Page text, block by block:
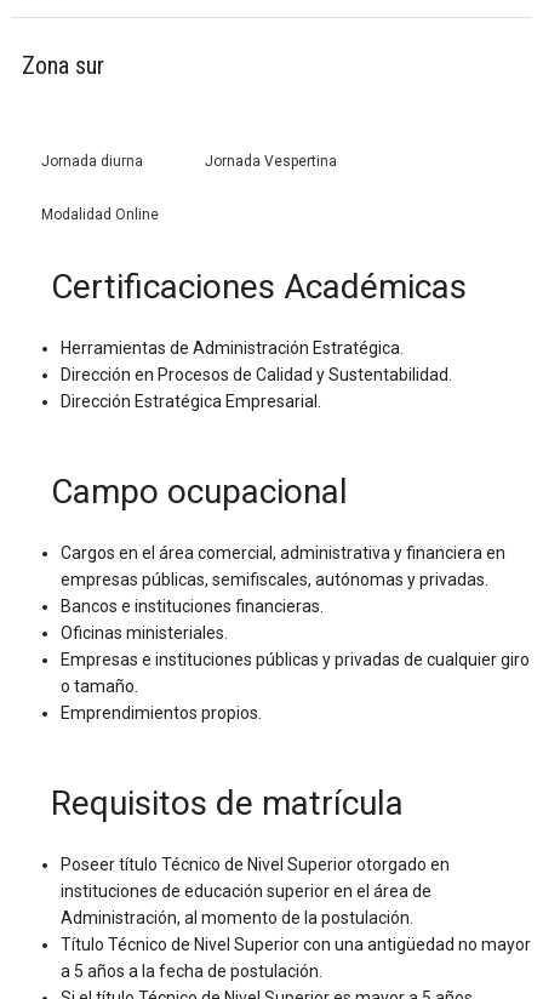
Zona sur
Jornada diurna Jornada Vespertina
Modalidad Online
Certificaciones Académicas
Herramientas de Administración Estratégica.
Dirección en Procesos de Calidad y Sustentabilidad.
Dirección Estratégica Empresarial.
Campo ocupacional
Cargos en el área comercial, administrativa y financiera en
empresas públicas, semifiscales, autónomas y privadas.
Bancos e instituciones financieras.
Oficinas ministeriales.
Empresas e instituciones públicas y privadas de cualquier giro
o tamaño.
Emprendimientos propios.
Requisitos de matrícula
Poseer título Técnico de Nivel Superior otorgado en
instituciones de educación superior en el área de
Administración, al momento de la postulación.
Título Técnico de Nivel Superior con una antigüedad no mayor
a 5 años a la fecha de postulación.